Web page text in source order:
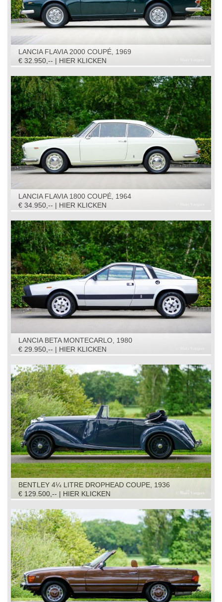
LANCIA FLAVIA 2000 COUPÉ, 1969
€ 32.950,-- | HIER KLICKEN
LANCIA FLAVIA 1800 COUPÉ, 1964
€ 34.950,-- | HIER KLICKEN
LANCIA BETA MONTECARLO, 1980
€ 29.950,-- | HIER KLICKEN
BENTLEY 4¼ LITRE DROPHEAD COUPE, 1936
€ 129.500,-- | HIER KLICKEN